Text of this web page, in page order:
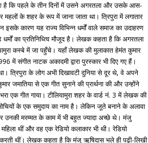
है कि पहले के तीन दिनों में उसने अगरतला और उसके आस-
के शहर के रूप में जाना जाता था। त्रिपुरा में लगातार
कारण यह राज्य विभिन्न धर्मों वाले समाज का उदाहरण
का प्रतिनिध्त्वि मौजूद है। लेखक कहता है कि अगरतला
कस्बे में जा पहुँचे। यहाँ लेखक की मुलाकात हेमंत कुमार
में संगीत नाटक अकादमी द्वारा पुरस्कार भी दिए गए हैं।
त्रिपुरा के लोग अभी दिखावटी दुनिया से दूर थे, वे अपने
जमातिया से एक गीत सुनाने की प्रार्थना की और उन्होंने
एक गीत गाया। टीलियामुरा शहर के वार्ड नं. 3 में लेखक की
के एक समुदाय का नाम है। लेकिन जूते बनाने के अलावा
उनकी मरम्मत के काम में भी बहुत ज्यादा अच्छे थे। मंजु
थीं और वह एक रेडियो कलाकार भी थी। रेडियो
करती थीं। लेखक कहता है कि मंजु ऋषिदास भले ही पढ़ी-लिखी